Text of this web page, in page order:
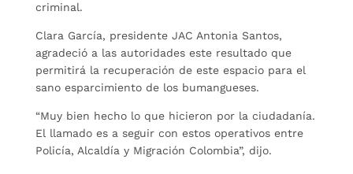
criminal.
Clara García, presidente JAC Antonia Santos,
agradeció a las autoridades este resultado que
permitirá la recuperación de este espacio para el
sano esparcimiento de los bumangueses.
“Muy bien hecho lo que hicieron por la ciudadanía.
El llamado es a seguir con estos operativos entre
Policía, Alcaldía y Migración Colombia”, dijo.